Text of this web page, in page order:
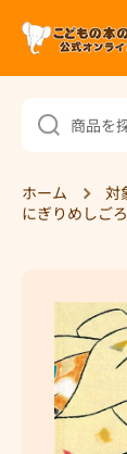
コンテンツへ
商品を
ホーム 対
にぎりめしご